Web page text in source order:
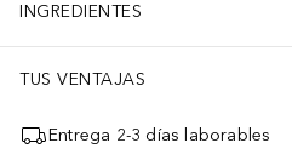
INGREDIENTES
TUS VENTAJAS
Entrega 2-3 días laborables